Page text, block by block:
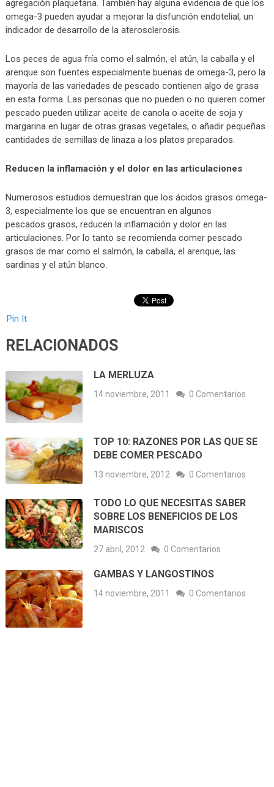
agregación plaquetaria. También hay alguna evidencia de que los
omega-3 pueden ayudar a mejorar la disfunción endotelial, un
indicador de desarrollo de la aterosclerosis.
Los peces de agua fría como el salmón, el atún, la caballa y el
arenque son fuentes especialmente buenas de omega-3, pero la
mayoría de las variedades de pescado contienen algo de grasa
en esta forma. Las personas que no pueden o no quieren comer
pescado pueden utilizar aceite de canola o aceite de soja y
margarina en lugar de otras grasas vegetales, o añadir pequeñas
cantidades de semillas de linaza a los platos preparados.
Reducen la inflamación y el dolor en las articulaciones
Numerosos estudios demuestran que los ácidos grasos omega-
3, especialmente los que se encuentran en algunos
pescados grasos, reducen la inflamación y dolor en las
articulaciones. Por lo tanto se recomienda comer pescado
grasos de mar como el salmón, la caballa, el arenque, las
sardinas y el atún blanco.
Pin It
RELACIONADOS
LA MERLUZA
14 noviembre, 2011 0 Comentarios
TOP 10: RAZONES POR LAS QUE SE
DEBE COMER PESCADO
13 noviembre, 2012 0 Comentarios
TODO LO QUE NECESITAS SABER
SOBRE LOS BENEFICIOS DE LOS
MARISCOS
27 abril, 2012 0 Comentarios
GAMBAS Y LANGOSTINOS
14 noviembre, 2011 0 Comentarios